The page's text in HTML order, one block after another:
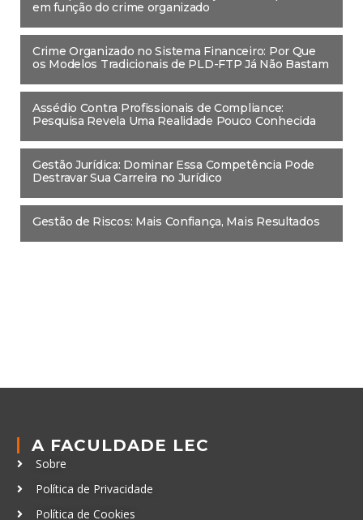
em função do crime organizado
Crime Organizado no Sistema Financeiro: Por Que
os Modelos Tradicionais de PLD-FTP Já Não Bastam
Assédio Contra Profissionais de Compliance:
Pesquisa Revela Uma Realidade Pouco Conhecida
Gestão Jurídica: Dominar Essa Competência Pode
Destravar Sua Carreira no Jurídico
Gestão de Riscos: Mais Confiança, Mais Resultados
A FACULDADE LEC
Sobre
Política de Privacidade
Política de Cookies